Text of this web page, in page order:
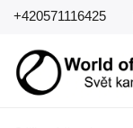
+420571116425